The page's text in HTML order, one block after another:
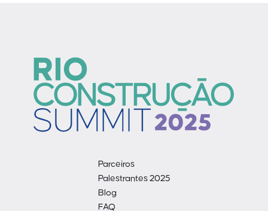
Parceiros
Palestrantes 2025
Blog
FAQ